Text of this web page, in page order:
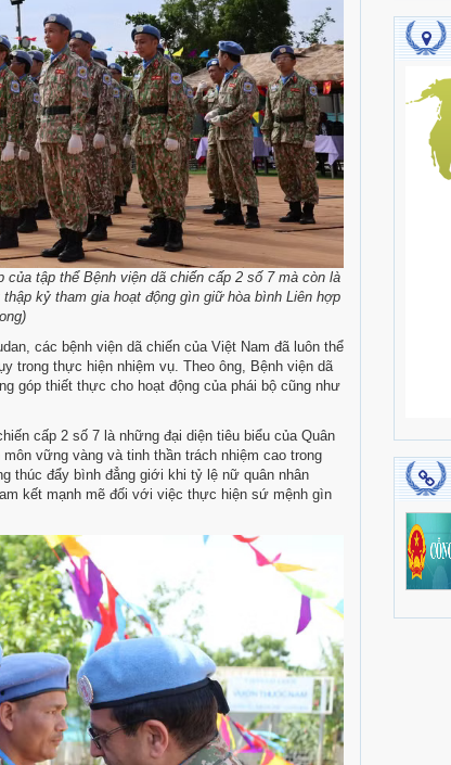
tập thể Bệnh viện dã chiến cấp 2 số 7 mà còn là
kỷ tham gia hoạt động gìn giữ hòa bình Liên hợp
các bệnh viện dã chiến của Việt Nam đã luôn thể
trong thực hiện nhiệm vụ. Theo ông, Bệnh viện dã
góp thiết thực cho hoạt động của phái bộ cũng như
cấp 2 số 7 là những đại diện tiêu biểu của Quân
vững vàng và tinh thần trách nhiệm cao trong
thúc đẩy bình đẳng giới khi tỷ lệ nữ quân nhân
kết mạnh mẽ đối với việc thực hiện sứ mệnh gìn